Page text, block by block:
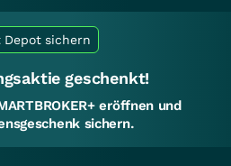
Depot sichern
geschenkt!
eröffnen und
sichern.